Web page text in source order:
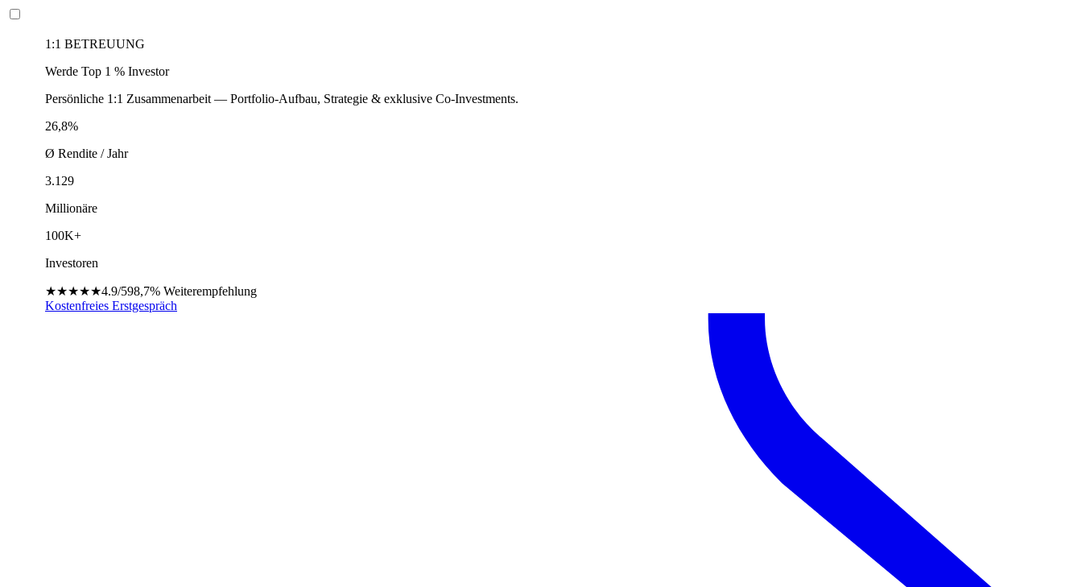
1:1 BETREUUNG
Werde Top 1 % Investor
Persönliche 1:1 Zusammenarbeit — Portfolio-Aufbau, Strategie & exklusive Co-Investments.
26,8%
Ø Rendite / Jahr
3.129
Millionäre
100K+
Investoren
★★★★★4.9/598,7% Weiterempfehlung
Kostenfreies Erstgespräch